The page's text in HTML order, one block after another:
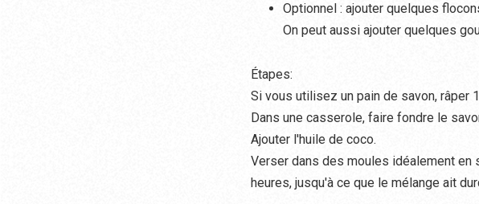
Optionnel : ajouter quelques
On peut aussi ajouter quelques
Étapes:
Si vous utilisez un pain de savon, râper
Dans une casserole, faire fondre le
Ajouter l'huile de coco.
Verser dans des moules idéalement en
heures, jusqu'à ce que le mélange ait